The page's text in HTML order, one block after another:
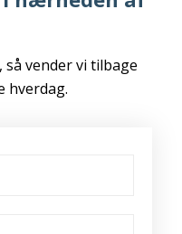
vender vi tilbage
hverdag.